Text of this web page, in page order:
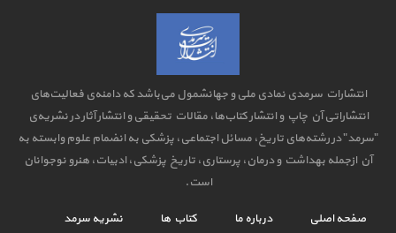
انتشارات سرمدی نمادی ملی و جهانشمول می‌باشد که دامنه‌ی فعالیت‌های
انتشاراتی آن چاپ و انتشار کتاب‌ها، مقالات تحقیقی و انتشار آثار در نشریه‌ی
"سرمد" در رشته‌های تاریخ، مسائل اجتماعی، پزشکی به انضمام علوم وابسته به
آن ازجمله بهداشت و درمان، پرستاری، تاریخ پزشکی، ادبیات، هنرو نوجوانان
است.
صفحه اصلی درباره ما کتاب ها نشریه سرمد